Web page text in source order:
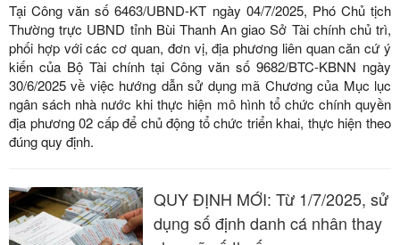
Tại Công văn số 6463/UBND-KT ngày 04/7/2025, Phó Chủ tịch
Thường trực UBND tỉnh Bùi Thanh An giao Sở Tài chính chủ trì,
phối hợp với các cơ quan, đơn vị, địa phương liên quan căn cứ ý
kiến của Bộ Tài chính tại Công văn số 9682/BTC-KBNN ngày
30/6/2025 về việc hướng dẫn sử dụng mã Chương của Mục lục
ngân sách nhà nước khi thực hiện mô hình tổ chức chính quyền
địa phương 02 cấp để chủ động tổ chức triển khai, thực hiện theo
đúng quy định.
QUY ĐỊNH MỚI: Từ 1/7/2025, sử
dụng số định danh cá nhân thay